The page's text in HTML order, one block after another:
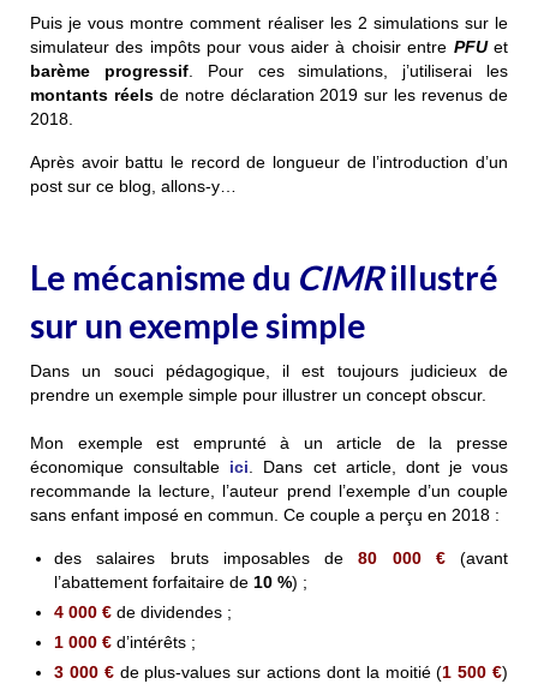
Puis je vous montre comment réaliser les 2 simulations sur le
simulateur des impôts pour vous aider à choisir entre PFUet
barème progressif. Pour ces simulations, j’utiliserai les
montants réelsde notre déclaration 2019 sur les revenus de
2018.
Après avoir battu le record de longueur de l’introduction d’un
post sur ce blog, allons-y…
Le mécanisme du CIMRillustré
sur un exemple simple
Dans un souci pédagogique, il est toujours judicieux de
prendre un exemple simple pour illustrer un concept obscur.
Mon exemple est emprunté à un article de la presse
économique consultable ici . Dans cet article, dont je vous
recommande la lecture, l’auteur prend l’exemple d’un couple
sans enfant imposé en commun. Ce couple a perçu en 2018 :
des salaires bruts imposables de80 000 €(avant
l’abattement forfaitaire de 10 %) ;
4 000 € de dividendes ;
1 000 € d’intérêts ;
3 000 €de plus-values sur actions dont la moitié (1 500 €)